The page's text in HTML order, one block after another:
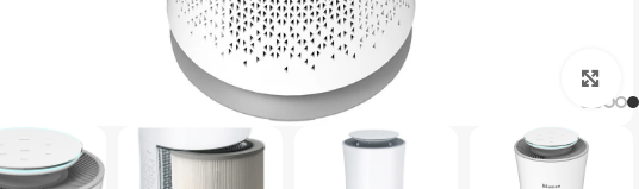
برای بزرگنمایی کلیک کنید